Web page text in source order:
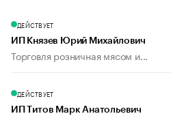
ДЕЙСТВУЕТ
ИП Князев Юрий Михайлович
Торговля розничная мясом и...
ДЕЙСТВУЕТ
ИП Титов Марк Анатольевич